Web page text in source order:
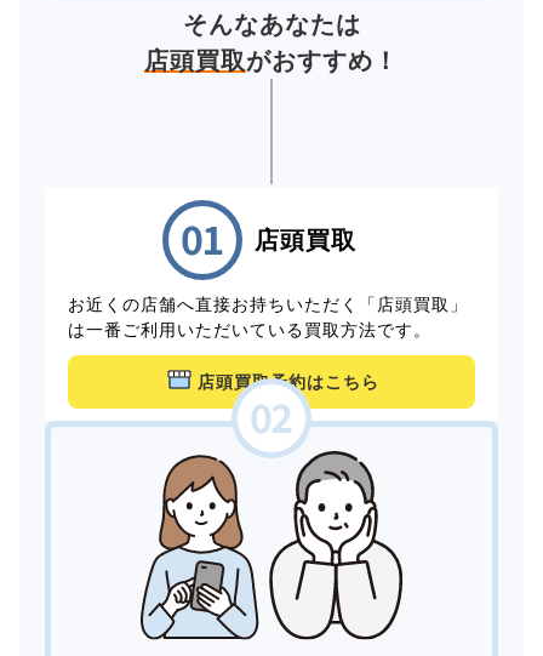
そんなあなたは
店頭買取がおすすめ！
店頭買取
お近くの店舗へ直接お持ちいただく「店頭買取」
は一番ご利用いただいている買取方法です。
店頭買取予約はこちら